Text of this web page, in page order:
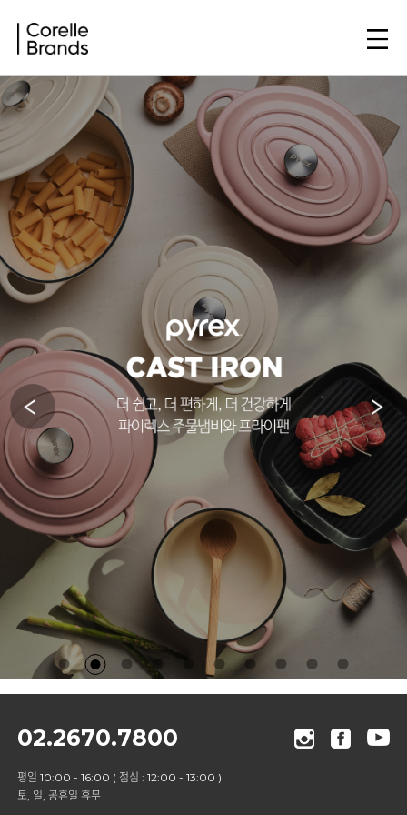
02.2670.7800
평일 10:00 - 16:00 ( 점심 : 12:00 - 13:00 )
토, 일, 공휴일 휴무